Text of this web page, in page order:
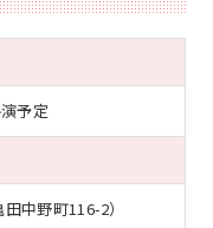
予定
中野町116-2）